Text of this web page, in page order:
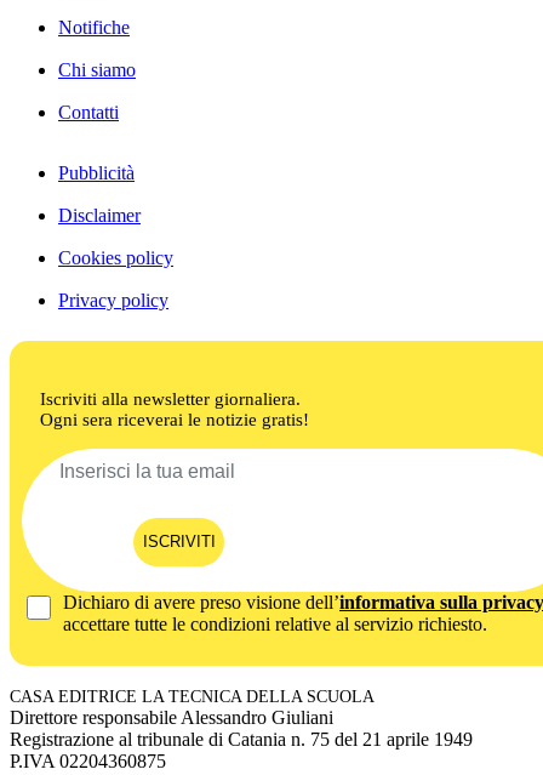
Notifiche
Chi siamo
Contatti
Pubblicità
Disclaimer
Cookies policy
Privacy policy
Iscriviti alla newsletter giornaliera.
Ogni sera riceverai le notizie gratis!
ISCRIVITI
Dichiaro di avere preso visione dell’informativa sulla privacy
accettare tutte le condizioni relative al servizio richiesto.
CASA EDITRICE LA TECNICA DELLA SCUOLA
Direttore responsabile Alessandro Giuliani
Registrazione al tribunale di Catania n. 75 del 21 aprile 1949
P.IVA 02204360875